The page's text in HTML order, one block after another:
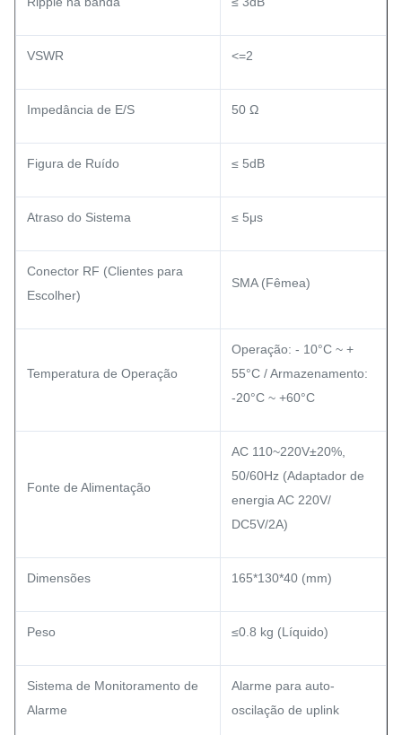
VSWR <=2
Impedância de E/S 50 Ω
Figura de Ruído ≤ 5dB
Atraso do Sistema ≤ 5μs
Conector RF (Clientes para
Escolher)
SMA (Fêmea)
Temperatura de Operação
Operação: - 10°C ~ +
55°C / Armazenamento:
-20°C ~ +60°C
Fonte de Alimentação
AC 110~220V±20%,
50/60Hz (Adaptador de
energia AC 220V/
DC5V/2A)
Dimensões 165*130*40 (mm)
Peso ≤0.8 kg (Líquido)
Sistema de Monitoramento de
Alarme
Alarme para auto-
oscilação de uplink